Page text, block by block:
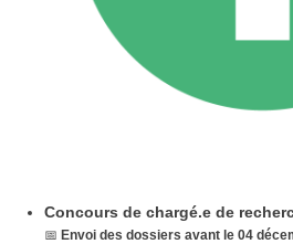
Concours de chargé.e de
📅 Envoi des dossiers avant le 04